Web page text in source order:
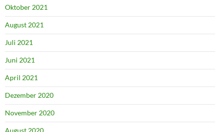
Oktober 2021
August 2021
Juli 2021
Juni 2021
April 2021
Dezember 2020
November 2020
August 2020